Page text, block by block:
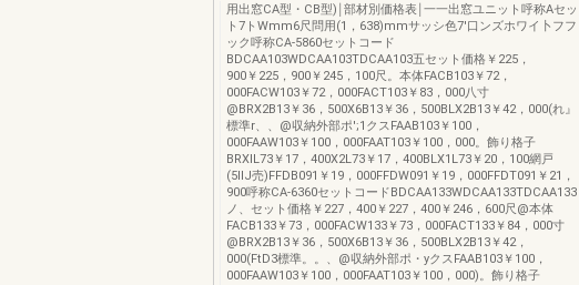
用出窓CA型・CB型)￨部材別価格表￨一一出窓ユニット呼称Aセッ
ト7トWmm6尺問用(1，638)mmサッシ色7'口ンズホワイ卜フフ
ック呼称CA-5860セットコード
BDCAA103WDCAA103TDCAA103五セット価格￥225，
900￥225，900￥245，100尺。本体FACB103￥72，
000FACW103￥72，000FACT103￥83，000八寸
@BRX2B13￥36，500X6B13￥36，500BLX2B13￥42，000(れ』
標準r、、@収納外部ポ';1クスFAAB103￥100，
000FAAW103￥100，000FAAT103￥100，000。飾り格子
BRXlL73￥17，400X2L73￥17，400BLX1L73￥20，100網戸
(5llJ売)FFDB091￥19，000FFDW091￥19，000FFDT091￥21，
900呼称CA-6360セットコードBDCAA133WDCAA133TDCAA133
ノ、セット価格￥227，400￥227，400￥246，600尺@本体
FACB133￥73，000FACW133￥73，000FACT133￥84，000寸
@BRX2B13￥36，500X6B13￥36，500BLX2B13￥42，
000(FtD3標準。。、@収納外部ポ・yクスFAAB103￥100，
000FAAW103￥100，000FAAT103￥100，000)。飾り格子